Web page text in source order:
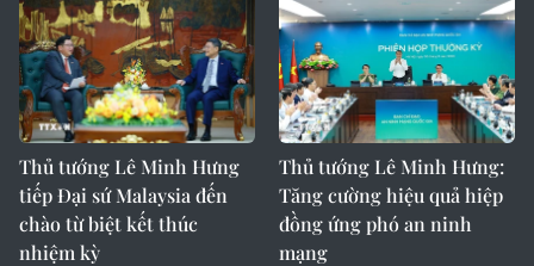
Thủ tướng Lê Minh Hưng
tiếp Đại sứ Malaysia đến
chào từ biệt kết thúc
nhiệm kỳ
Thủ tướng Lê Minh Hưng:
Tăng cường hiệu quả hiệp
đồng ứng phó an ninh
mạng